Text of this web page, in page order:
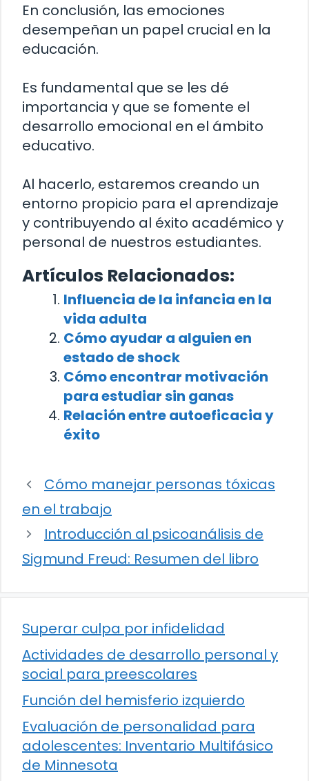
En conclusión, las emociones
desempeñan un papel crucial en la
educación.
Es fundamental que se les dé
importancia y que se fomente el
desarrollo emocional en el ámbito
educativo.
Al hacerlo, estaremos creando un
entorno propicio para el aprendizaje
y contribuyendo al éxito académico y
personal de nuestros estudiantes.
Artículos Relacionados:
Influencia de la infancia en la
vida adulta
Cómo ayudar a alguien en
estado de shock
Cómo encontrar motivación
para estudiar sin ganas
Relación entre autoeficacia y
éxito
Cómo manejar personas tóxicas
en el trabajo
Introducción al psicoanálisis de
Sigmund Freud: Resumen del libro
Superar culpa por infidelidad
Actividades de desarrollo personal y
social para preescolares
Función del hemisferio izquierdo
Evaluación de personalidad para
adolescentes: Inventario Multifásico
de Minnesota